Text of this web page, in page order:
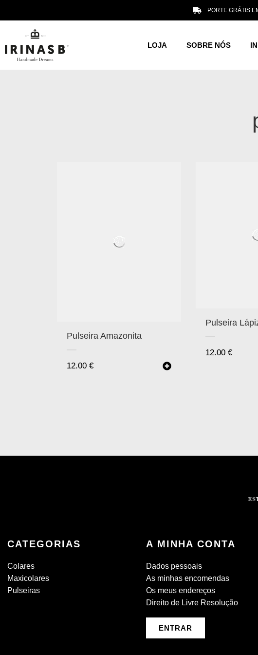
PORTE GRÁTIS
LOJA SOBRE NÓS
Pulseira Amazonita
12.00 €
Pulseira
12.00 €
CATEGORIAS
Colares
Maxicolares
Pulseiras
A MINHA CONTA
Dados pessoais
As minhas encomendas
Os meus endereços
Direito de Livre Resolução
ENTRAR